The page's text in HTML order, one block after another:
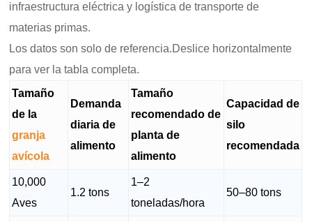
infraestructura eléctrica y logística de transporte de
materias primas.
Los datos son solo de referencia.Deslice horizontalmente
para ver la tabla completa.
Tamaño
de la
granja
avícola
Demanda
diaria de
alimento
Tamaño
recomendado de
planta de
alimento
Capacidad de
silo
recomendada
10,000
Aves
1.2 tons
1–2
toneladas/hora
50–80 tons